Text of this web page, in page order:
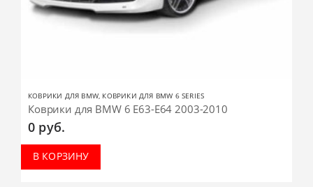
КОВРИКИ ДЛЯ BMW, КОВРИКИ ДЛЯ BMW 6 SERIES
Коврики для BMW 6 E63-E64 2003-2010
0 руб.
В КОРЗИНУ